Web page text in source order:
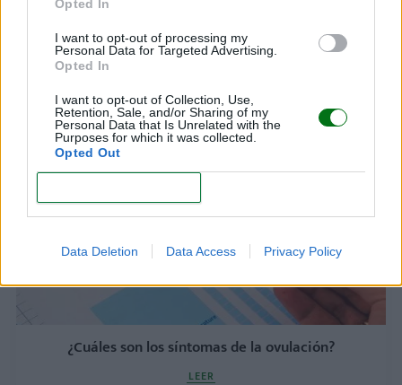
Opted In
I want to opt-out of processing my
Personal Data for Targeted Advertising.
Opted In
I want to opt-out of Collection, Use,
Retention, Sale, and/or Sharing of my
Personal Data that Is Unrelated with the
Purposes for which it was collected.
Opted Out
Data Deletion Data Access Privacy Policy
Cómo quedar embarazada rápido y fácil
LEER
¿Cuáles son los síntomas de la ovulación?
LEER